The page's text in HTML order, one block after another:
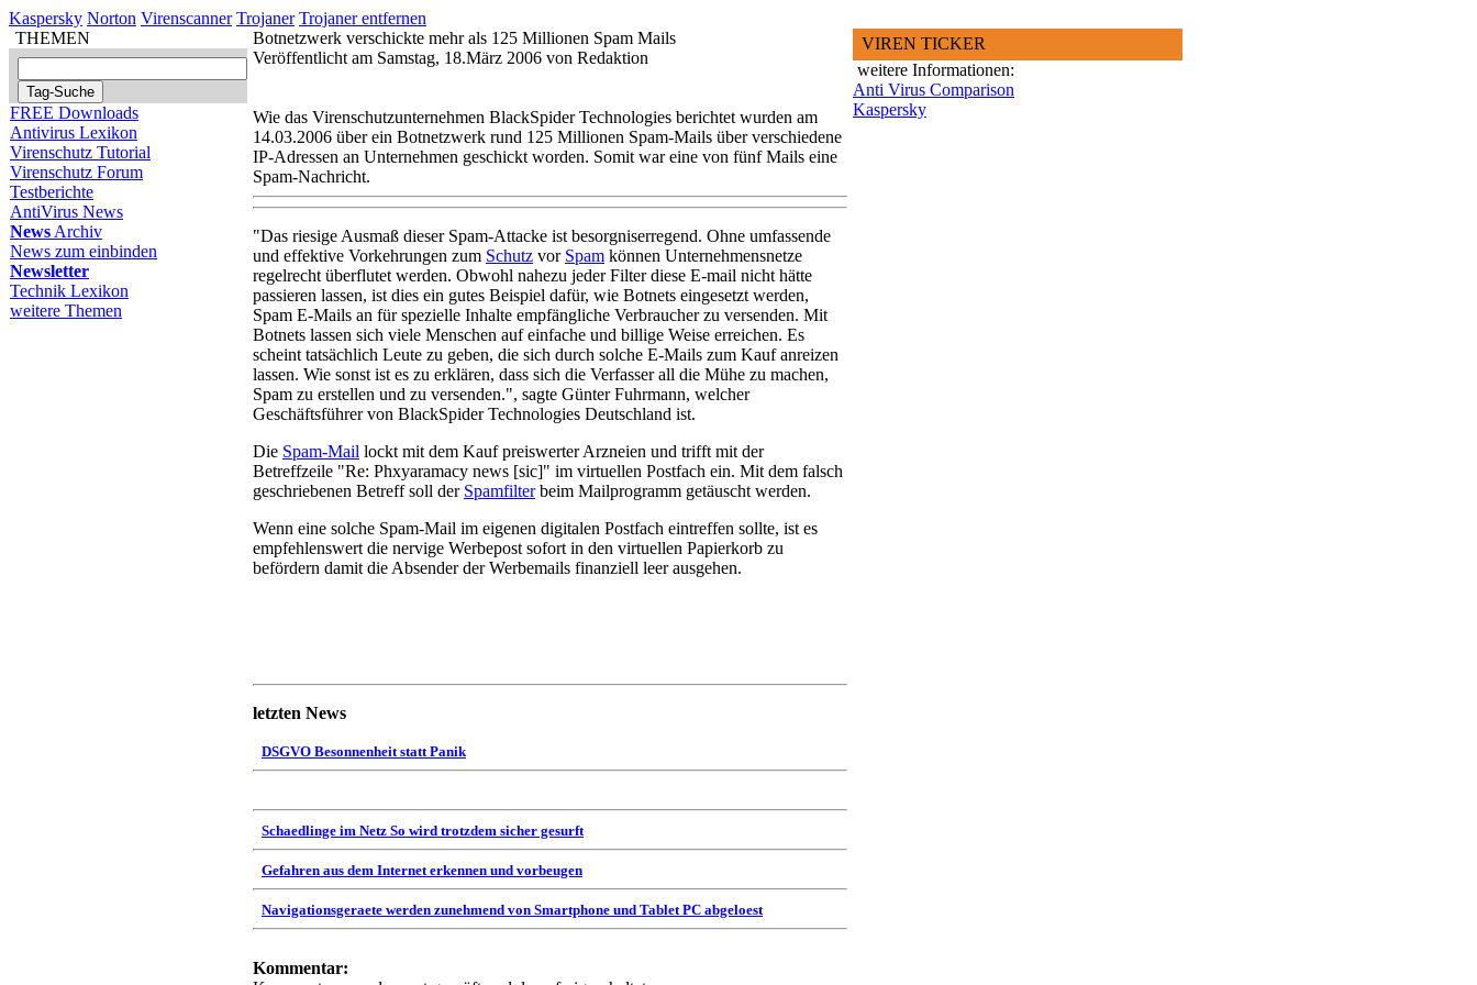
Kaspersky Norton Virenscanner Trojaner Trojaner entfernen
THEMEN
FREE Downloads
Antivirus Lexikon
Virenschutz Tutorial
Virenschutz Forum
Testberichte
AntiVirus News
News Archiv
News zum einbinden
Newsletter
Technik Lexikon
weitere Themen
Botnetzwerk verschickte mehr als 125 Millionen Spam Mails
Veröffentlicht am Samstag, 18.März 2006 von Redaktion
Wie das Virenschutzunternehmen BlackSpider Technologies berichtet wurden am
14.03.2006 über ein Botnetzwerk rund 125 Millionen Spam-Mails über verschiedene
IP-Adressen an Unternehmen geschickt worden. Somit war eine von fünf Mails eine
Spam-Nachricht.
"Das riesige Ausmaß dieser Spam-Attacke ist besorgniserregend. Ohne umfassende
und effektive Vorkehrungen zum Schutz vor Spam können Unternehmensnetze
regelrecht überflutet werden. Obwohl nahezu jeder Filter diese E-mail nicht hätte
passieren lassen, ist dies ein gutes Beispiel dafür, wie Botnets eingesetzt werden,
Spam E-Mails an für spezielle Inhalte empfängliche Verbraucher zu versenden. Mit
Botnets lassen sich viele Menschen auf einfache und billige Weise erreichen. Es
scheint tatsächlich Leute zu geben, die sich durch solche E-Mails zum Kauf anreizen
lassen. Wie sonst ist es zu erklären, dass sich die Verfasser all die Mühe zu machen,
Spam zu erstellen und zu versenden.", sagte Günter Fuhrmann, welcher
Geschäftsführer von BlackSpider Technologies Deutschland ist.
Die Spam-Mail lockt mit dem Kauf preiswerter Arzneien und trifft mit der
Betreffzeile "Re: Phxyaramacy news [sic]" im virtuellen Postfach ein. Mit dem falsch
geschriebenen Betreff soll der Spamfilterbeim Mailprogramm getäuscht werden.
Wenn eine solche Spam-Mail im eigenen digitalen Postfach eintreffen sollte, ist es
empfehlenswert die nervige Werbepost sofort in den virtuellen Papierkorb zu
befördern damit die Absender der Werbemails finanziell leer ausgehen.
letzten News
DSGVO Besonnenheit statt Panik
Schaedlinge im Netz So wird trotzdem sicher gesurft
Gefahren aus dem Internet erkennen und vorbeugen
Navigationsgeraete werden zunehmend von Smartphone und Tablet PC abgeloest
Kommentar:
VIREN TICKER
weitere Informationen:
Anti Virus Comparison
Kaspersky